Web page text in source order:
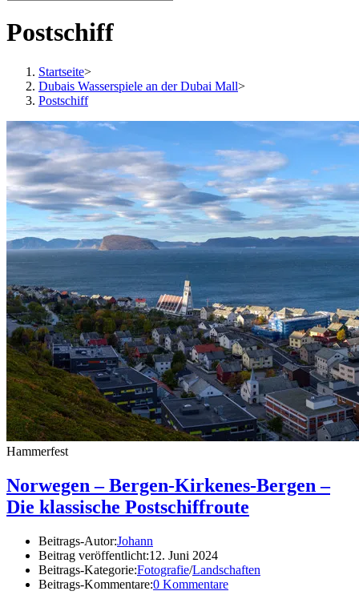
Postschiff
Startseite>
Dubais Wasserspiele an der Dubai Mall>
Postschiff
Hammerfest
Norwegen – Bergen-Kirkenes-Bergen –
Die klassische Postschiffroute
Beitrags-Autor:Johann
Beitrag veröffentlicht:12. Juni 2024
Beitrags-Kategorie:Fotografie/Landschaften
Beitrags-Kommentare:0 Kommentare